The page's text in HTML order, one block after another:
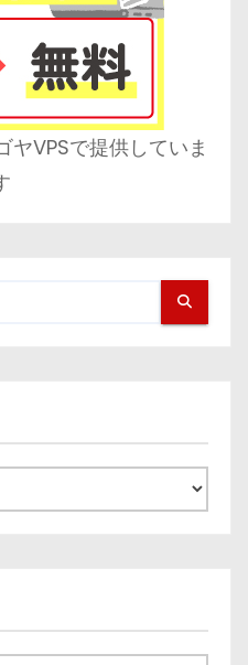
ヤVPSで提供していま